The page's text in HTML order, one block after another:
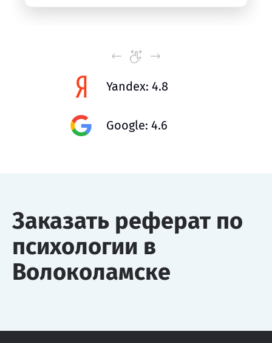
Yandex: 4.8
Google: 4.6
Заказать реферат по
психологии в
Волоколамске